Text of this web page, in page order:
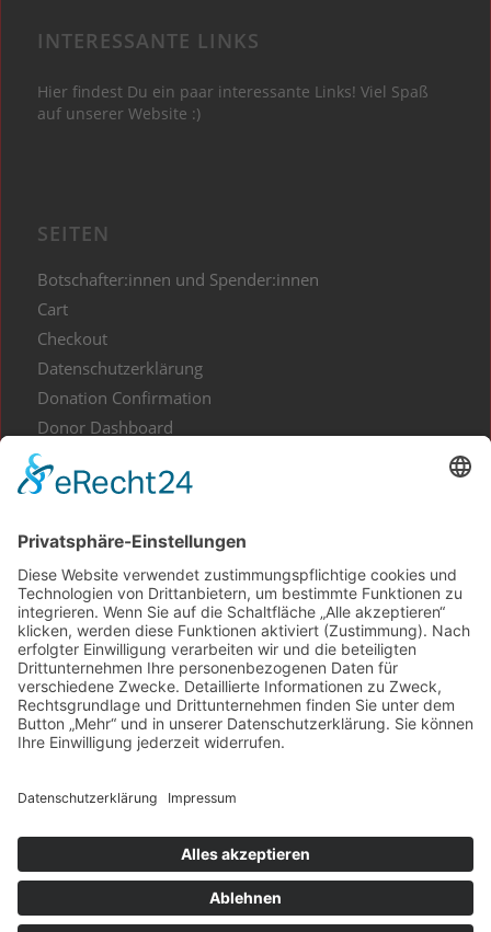
INTERESSANTE LINKS
Hier findest Du ein paar interessante Links! Viel Spaß
auf unserer Website :)
SEITEN
Botschafter:innen und Spender:innen
Cart
Checkout
Datenschutzerklärung
Donation Confirmation
Donor Dashboard
Events
Gesundes aus Kunst und Kultur
Impressum
Kontakt
My Account
Projekt Waldliebe
Projekte spenden
Shop
Spenden Informationen
Spendenbescheinigung
Transaction Failed
Über Kulturgut im Quadrat
Über uns
Zuravel – Ukrainische Volksmärchen, UA-DE Ausgabe“